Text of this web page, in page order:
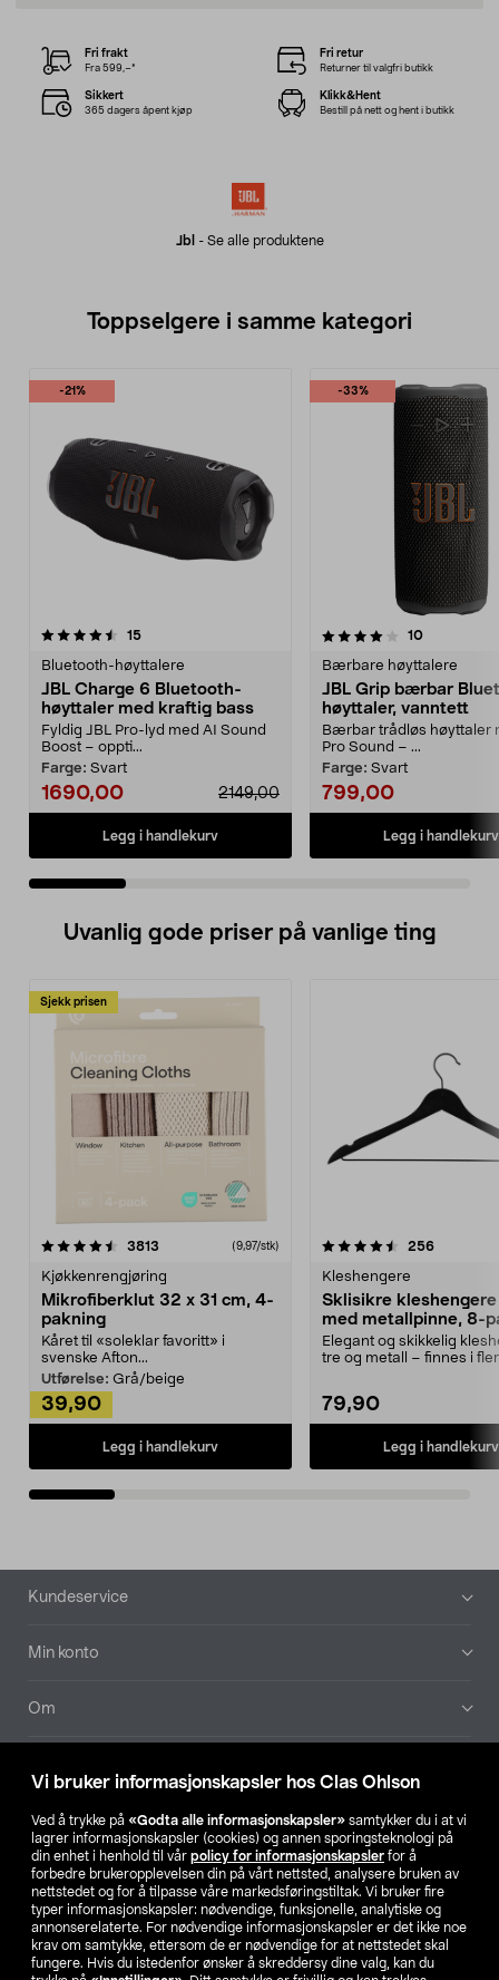
Vi bruker informasjonskapsler hos Clas Ohlson
Ved å trykke på «Godta alle informasjonskapsler» samtykker du i at vi
lagrer informasjonskapsler (cookies) og annen sporingsteknologi på
din enhet i henhold til vår policy for informasjonskapsler for å
forbedre brukeropplevelsen din på vårt nettsted, analysere bruken av
nettstedet og for å tilpasse våre markedsføringstiltak. Vi bruker fire
typer informasjonskapsler: nødvendige, funksjonelle, analytiske og
annonserelaterte. For nødvendige informasjonskapsler er det ikke noe
krav om samtykke, ettersom de er nødvendige for at nettstedet skal
fungere. Hvis du istedenfor ønsker å skreddersy dine valg, kan du
Jbl - Se alle produktene
Fri frakt
Fra 599,–*
Fri retur
Returner til valgfri butikk
Sikkert
365 dagers åpent kjøp
Klikk&Hent
Bestill på nett og hent i butikk
Toppselgere i samme kategori
-21%
15anmeldelser
Bluetooth-høyttalere
JBL Charge 6 Bluetooth-
høyttaler med kraftig bass
Fyldig JBL Pro-lyd med AI Sound
Boost – oppti...
Farge: Svart
1690,00 2149,00
Legg i handlekurv
-33%
4.0 av 5 stjerner 10
Bærbare høyttalere
JBL Grip bærbar
høyttaler, vanntett
Bærbar trådløs høyttaler
Pro Sound – ...
Farge: Svart
799,00
Legg i handlekurv
4.0 av 5 stjerner
Uvanlig gode priser på vanlige ting
Sjekk prisen
3813 anmeldelser(9,97/stk)
Kjøkkenrengjøring
Mikrofiberklut 32 x 31 cm, 4-
pakning
Kåret til «soleklar favoritt» i
svenske Afton...
Utførelse: Grå/beige
39,90
Legg i handlekurv
4.5av 5 stjerner 256
Kleshengere
Sklisikre
med metallpinne, 8-
Elegant og skikkelig
tre og metall – finnes i
79,90
Legg i handlekurv
4.5av 5 stjerner
Bunntekst
Kundeservice
Min konto
Om
Våre selskaper
Finn din butikk
SE NO FI